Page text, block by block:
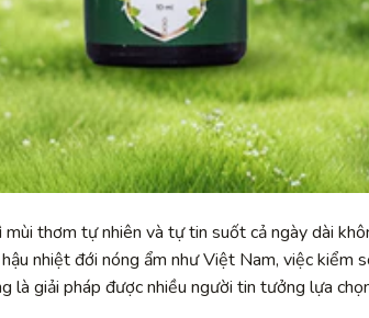
thơm tự nhiên và tự tin suốt cả ngày dài
nhiệt đới nóng ẩm như Việt Nam, việc kiểm
là giải pháp được nhiều người tin tưởng lựa